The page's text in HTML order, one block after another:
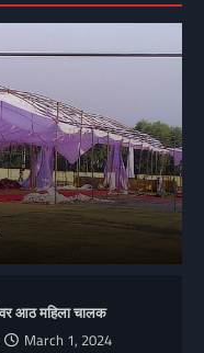
आठ महिला चालक
March 1, 2024